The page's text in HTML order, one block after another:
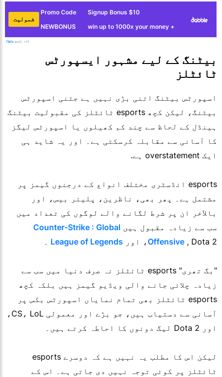
$10 Signup Bonus
+ win up to 1000x your money
Promo Code
NEWBONUS
شمولیت
18+.
T&Cs apply.
بیٹنگ کے لیے مشہور ایسپورٹس
ٹائٹلز
اسپورٹس بیٹنگ اتنی بڑی نہیں ہے جتنی اسپورٹس
بیٹنگ، لیکن کچھ esports ٹائٹلز کی مقبولیت بیٹنگ
ہینڈل کے لحاظ سے چند کم کھیلوں یا اسپورٹس لیگز
کا آسانی سے مقابلہ کرسکتی ہے۔ اور یہ شاید ہی
ایک overstatement ہے.
esports انڈسٹری مختلف انواع کے درجنوں گیمز پر
مشتمل ہے۔ پھر بھی، ناظرین، پلیئر بیس، اور
بالآخر ان پر شرط لگانے والے لوگوں کی تعداد میں
سب سے زیادہ مقبول ہیں Counter-Strike : Global
Offensive , Dota 2، اور League of Legends ۔
"بگ تھری" esports ٹائٹلز نہ صرف دنیا میں سب سے
زیادہ چلائی جانے والی ویڈیو گیمز ہیں بلکہ کچھ
esports ٹائٹلز بھی تمام نمایاں اسپورٹس بکس پر
آسانی سے دستیاب ہیں، جو بڑے اور معمولی CS، LoL،
اور Dota 2 لیگ دونوں کا احاطہ کرتے ہیں۔
لیکن اس کا مطلب یہ نہیں ہے کہ دوسرے esports
ٹائٹلز پر کوئی توجہ نہیں دی جاتی ہے۔ اس کے